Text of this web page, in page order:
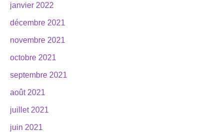
janvier 2022
décembre 2021
novembre 2021
octobre 2021
septembre 2021
août 2021
juillet 2021
juin 2021